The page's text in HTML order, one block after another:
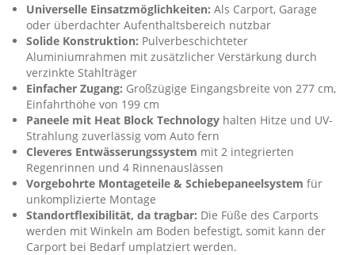
Universelle Einsatzmöglichkeiten: Als Carport, Garage
oder überdachter Aufenthaltsbereich nutzbar
Solide Konstruktion: Pulverbeschichteter
Aluminiumrahmen mit zusätzlicher Verstärkung durch
verzinkte Stahlträger
Einfacher Zugang: Großzügige Eingangsbreite von 277 cm,
Einfahrthöhe von 199 cm
Paneele mit Heat Block Technology halten Hitze und UV-
Strahlung zuverlässig vom Auto fern
Cleveres Entwässerungssystem mit 2 integrierten
Regenrinnen und 4 Rinnenauslässen
Vorgebohrte Montageteile & Schiebepaneelsystem für
unkomplizierte Montage
Standortflexibilität, da tragbar: Die Füße des Carports
werden mit Winkeln am Boden befestigt, somit kann der
Carport bei Bedarf umplatziert werden.